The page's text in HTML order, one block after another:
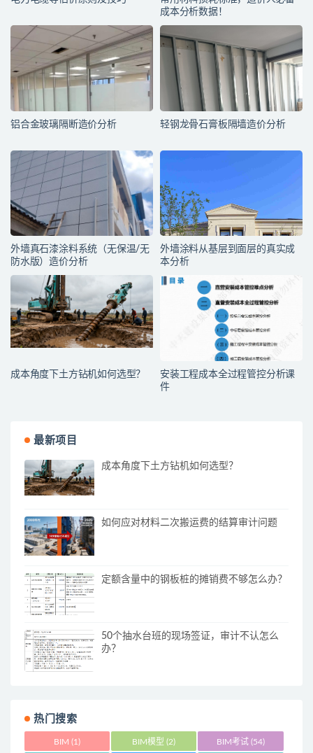
成本分析数据！
铝合金玻璃隔断造价分析 轻钢龙骨石膏板隔墙造价分析
外墙真石漆涂料系统（无保温/无
防水版）造价分析
外墙涂料从基层到面层的真实成
本分析
成本角度下土方钻机如何选型？
安装工程成本全过程管控分析课
件
最新项目
成本角度下土方钻机如何选型？
如何应对材料二次搬运费的结算审计问题
定额含量中的钢板桩的摊销费不够怎么办？
50个抽水台班的现场签证，审计不认怎么
办？
热门搜索
BIM (1) BIM模型 (2) BIM考试 (54)